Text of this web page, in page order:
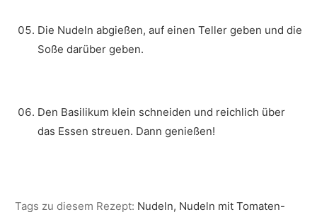
Die Nudeln abgießen, auf einen Teller geben und die
Soße darüber geben.
Den Basilikum klein schneiden und reichlich über
das Essen streuen. Dann genießen!
Tags zu diesem Rezept: Nudeln, Nudeln mit Tomaten-